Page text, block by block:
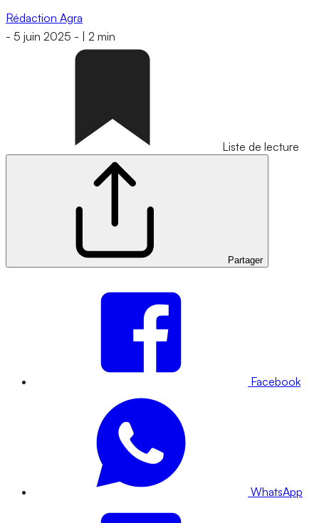
Rédaction Agra
- 5 juin 2025 - 2 min
Liste de lecture
Partager
Facebook
WhatsApp